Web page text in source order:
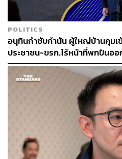
POLITICS
อนุทินกำชับกำนัน ผู้ใหญ่บ้านคุม
ประชาชน-ขรก.ไร้หน้าที่พกปืนอ
พฤติกรรมลอกเลียนแบบ จ่อลงพื้